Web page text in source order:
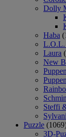
Dolly
Haba
L.O.L.
Laura
New
Steffi
Puzzle
3D-